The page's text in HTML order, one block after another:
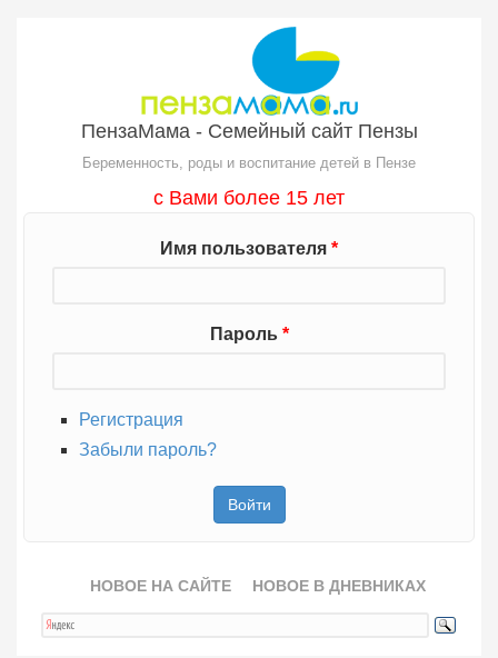
ПензаМама - Семейный сайт Пензы
Беременность, роды и воспитание детей в Пензе
с Вами более 15 лет
Имя пользователя *
Пароль *
Регистрация
Забыли пароль?
НОВОЕ НА САЙТЕ НОВОЕ В ДНЕВНИКАХ